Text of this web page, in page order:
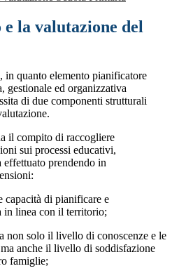
la valutazione del
quanto elemento pianificatore
gestionale ed organizzativa
di due componenti strutturali
il compito di raccogliere
sui processi educativi,
prendendo in
capacità di pianificare e
in linea con il territorio;
non solo il livello di conoscenze e le
anche il livello di soddisfazione
famiglie;